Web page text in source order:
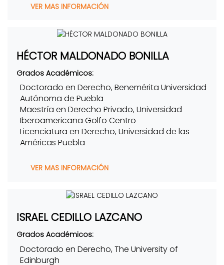
VER MAS INFORMACIÓN
HÉCTOR MALDONADO BONILLA
Grados Académicos:
Doctorado en Derecho, Benemérita Universidad
Autónoma de Puebla
Maestría en Derecho Privado, Universidad
Iberoamericana Golfo Centro
Licenciatura en Derecho, Universidad de las
Américas Puebla
VER MAS INFORMACIÓN
ISRAEL CEDILLO LAZCANO
Grados Académicos:
Doctorado en Derecho, The University of
Edinburgh